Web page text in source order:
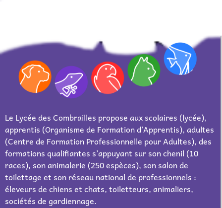
Le Lycée des Combrailles propose aux scolaires (lycée),
apprentis (Organisme de Formation d’Apprentis), adultes
(Centre de Formation Professionnelle pour Adultes), des
formations qualifiantes s’appuyant sur son chenil (10
races), son animalerie (250 espèces), son salon de
toilettage et son réseau national de professionnels :
éleveurs de chiens et chats, toiletteurs, animaliers,
sociétés de gardiennage.